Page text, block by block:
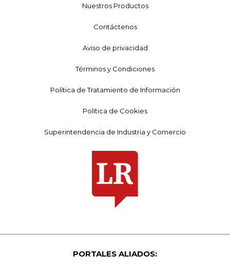
Nuestros Productos
Contáctenos
Aviso de privacidad
Términos y Condiciones
Política de Tratamiento de Información
Política de Cookies
Superintendencia de Industria y Comercio
PORTALES ALIADOS: